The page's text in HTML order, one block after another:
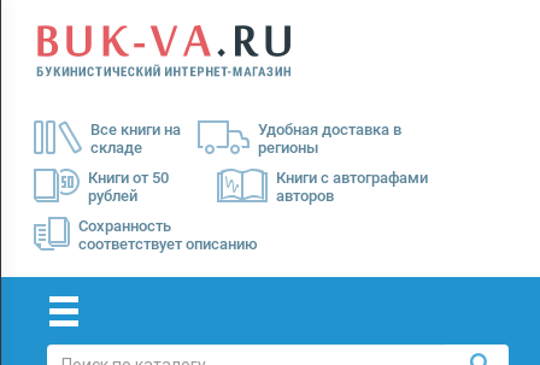
Все книги на
складе
Удобная доставка в
регионы
Книги от 50
рублей
Книги с автографами
авторов
Сохранность
соответствует описанию
Menu
Доставка
Оплата